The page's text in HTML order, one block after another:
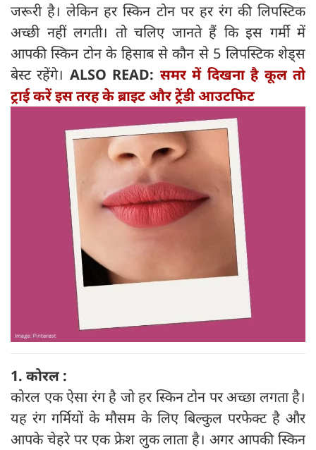
जरूरी है। लेकिन हर स्किन टोन पर हर रंग की लिपस्टिक
अच्छी नहीं लगती। तो चलिए जानते हैं कि इस गर्मी में
आपकी स्किन टोन के हिसाब से कौन से 5 लिपस्टिक शेड्स
बेस्ट रहेंगे। ALSO READ: समर में दिखना है कूल तो
ट्राई करें इस तरह के ब्राइट और ट्रेंडी आउटफिट
1. कोरल :
कोरल एक ऐसा रंग है जो हर स्किन टोन पर अच्छा लगता है।
यह रंग गर्मियों के मौसम के लिए बिल्कुल परफेक्ट है और
आपके चेहरे पर एक फ्रेश लुक लाता है। अगर आपकी स्किन